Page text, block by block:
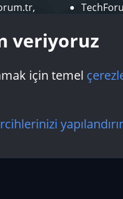
son
fırsatı
Makale
veriyoruz
için temel